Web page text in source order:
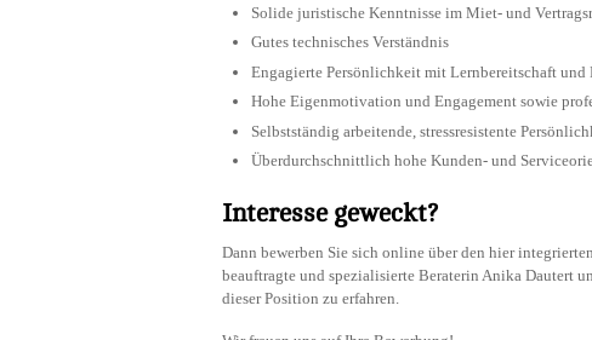
Solide juristische Kenntnisse im Miet- und
Gutes technisches Verständnis
Engagierte Persönlichkeit mit Lernbereitschaft und
Hohe Eigenmotivation und Engagement sowie
Selbstständig arbeitende, stressresistente
Überdurchschnittlich hohe Kunden- und
Interesse geweckt?
Dann bewerben Sie sich online über den hier integrierten
beauftragte und spezialisierte Beraterin Anika Dautert
dieser Position zu erfahren.